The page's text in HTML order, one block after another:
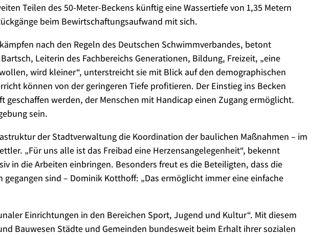
Teilen des 50-Meter-Beckens künftig eine Wassertiefe von 1,35 Metern
beim Bewirtschaftungsaufwand mit sich.
nach den Regeln des Deutschen Schwimmverbandes, betont
Leiterin des Fachbereichs Generationen, Bildung, Freizeit, „eine
wird kleiner“, unterstreicht sie mit Blick auf den demographischen
können von der geringeren Tiefe profitieren. Der Einstieg ins Becken
werden, der Menschen mit Handicap einen Zugang ermöglicht.
sein.
der Stadtverwaltung die Koordination der baulichen Maßnahmen – im
„Für uns alle ist das Freibad eine Herzensangelegenheit“, bekennt
in die Arbeiten einbringen. Besonders freut es die Beteiligten, dass die
sind – Dominik Kotthoff: „Das ermöglicht immer eine einfache
Einrichtungen in den Bereichen Sport, Jugend und Kultur“. Mit diesem
Bauwesen Städte und Gemeinden bundesweit beim Erhalt ihrer sozialen